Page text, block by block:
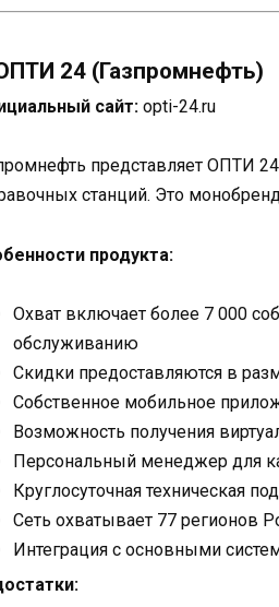
24 (Газпромнефть)
сайт: opti-24.ru
представляет ОПТИ
станций. Это
продукта:
Охват включает более 7 000
обслуживанию
Скидки предоставляются в
Собственное мобильное
Возможность получения
Персональный менеджер для
Круглосуточная техническая
Сеть охватывает 77 регионов
Интеграция с основными